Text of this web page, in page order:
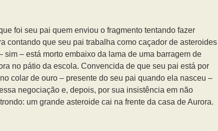
foi seu pai quem enviou o fragmento tentando fazer
contando que seu pai trabalha como caçador de asteroides
– está morto embaixo da lama de uma barragem de
no pátio da escola. Convencida de que seu pai está por
colar de ouro – presente do seu pai quando ela nasceu –
negociação e, depois, por sua insistência em não
um grande asteroide cai na frente da casa de Aurora.